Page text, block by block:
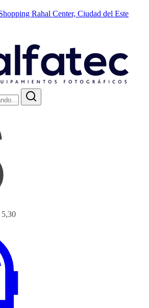
Rahal Center, Ciudad del Este